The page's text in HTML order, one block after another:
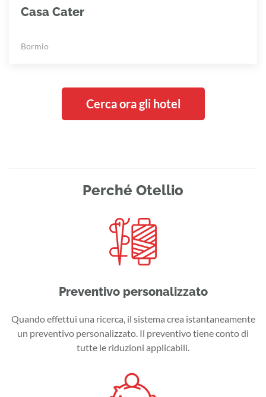
Casa Cater
Bormio
Cerca ora gli hotel
Perché Otellio
Preventivo personalizzato
Quando effettui una ricerca, il sistema crea istantaneamente
un preventivo personalizzato. Il preventivo tiene conto di
tutte le riduzioni applicabili.